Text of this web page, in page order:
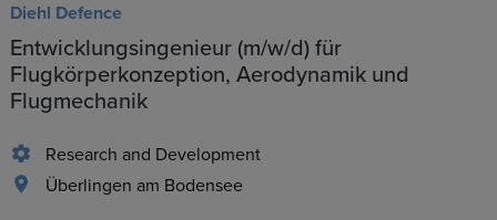
Diehl Defence
Entwicklungsingenieur (m/w/d) für
Flugkörperkonzeption, Aerodynamik und
Flugmechanik
Research and Development
Überlingen am Bodensee